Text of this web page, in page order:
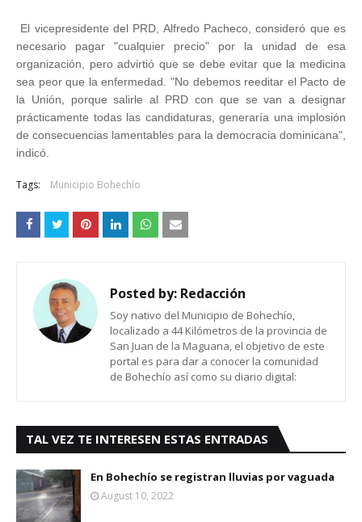
El vicepresidente del PRD, Alfredo Pacheco, consideró que es
necesario pagar "cualquier precio" por la unidad de esa
organización, pero advirtió que se debe evitar que la medicina
sea peor que la enfermedad. "No debemos reeditar el Pacto de
la Unión, porque salirle al PRD con que se van a designar
prácticamente todas las candidaturas, generaría una implosión
de consecuencias lamentables para la democracia dominicana",
indicó.
Tags: Municipio Bohechío
Posted by: Redacción
Soy nativo del Municipio de Bohechío,
localizado a 44 Kilómetros de la provincia de
San Juan de la Maguana, el objetivo de este
portal es para dar a conocer la comunidad
de Bohechío así como su diario digital:
TAL VEZ TE INTERESEN ESTAS ENTRADAS
En Bohechío se registran lluvias por vaguada
August 10, 2022